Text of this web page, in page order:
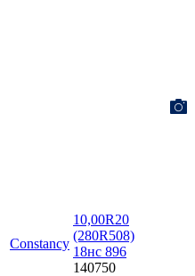
Constancy
10,00R20
(280R508)
18нс 896
140750